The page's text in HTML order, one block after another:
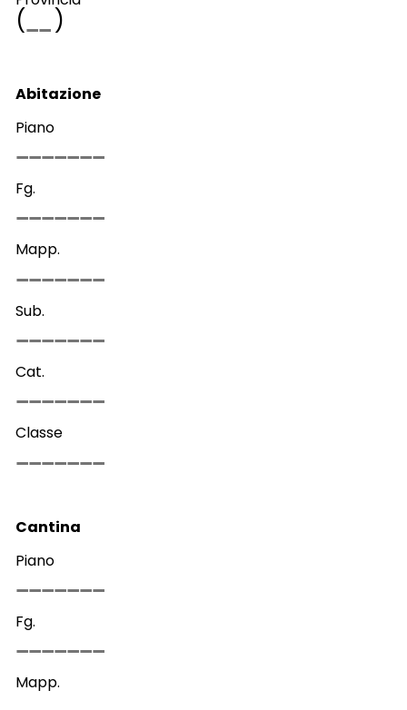
( )
Abitazione
Piano
Fg.
Mapp.
Sub.
Cat.
Classe
Cantina
Piano
Fg.
Mapp.